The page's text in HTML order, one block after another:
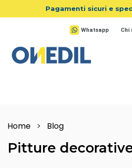
Salta al contenuto principale
Pagamenti sicuri e
Whatsapp Chi
Home > Blog
Pitture